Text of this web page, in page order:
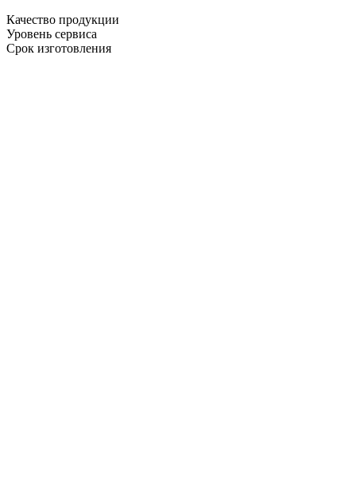
Качество продукции
Уровень сервиса
Срок изготовления